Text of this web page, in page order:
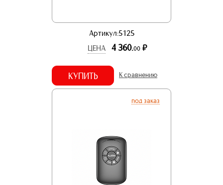
Артикул:5125
ЦЕНА
4 360.00 р.
КУПИТЬ К сравнению
под заказ